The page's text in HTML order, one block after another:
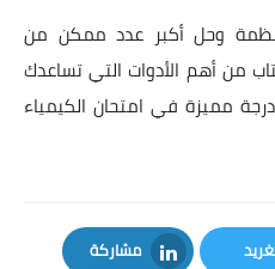
وحل أكبر عدد ممكن من
من أهم الأدوات التي تساعدك
مميزة في امتحان الكيمياء
مشاركة